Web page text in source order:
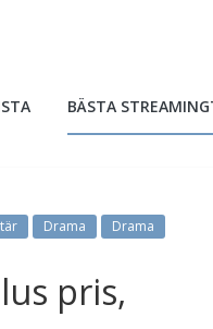
BÄSTA
Drama
Drama
pris,